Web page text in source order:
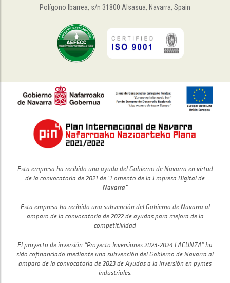
Polígono Ibarrea, s/n 31800 Alsasua, Navarra, Spain
Esta empresa ha recibido una ayuda del Gobierno de Navarra en virtud
de la convocatoria de 2021 de “Fomento de la Empresa Digital de
Navarra”
Esta empresa ha recibido una subvención del Gobierno de Navarra al
amparo de la convocatoria de 2022 de ayudas para mejora de la
competitividad
El proyecto de inversión “Proyecto Inversiones 2023-2024 LACUNZA” ha
sido cofinanciado mediante una subvención del Gobierno de Navarra al
amparo de la convocatoria de 2023 de Ayudas a la inversión en pymes
industriales.